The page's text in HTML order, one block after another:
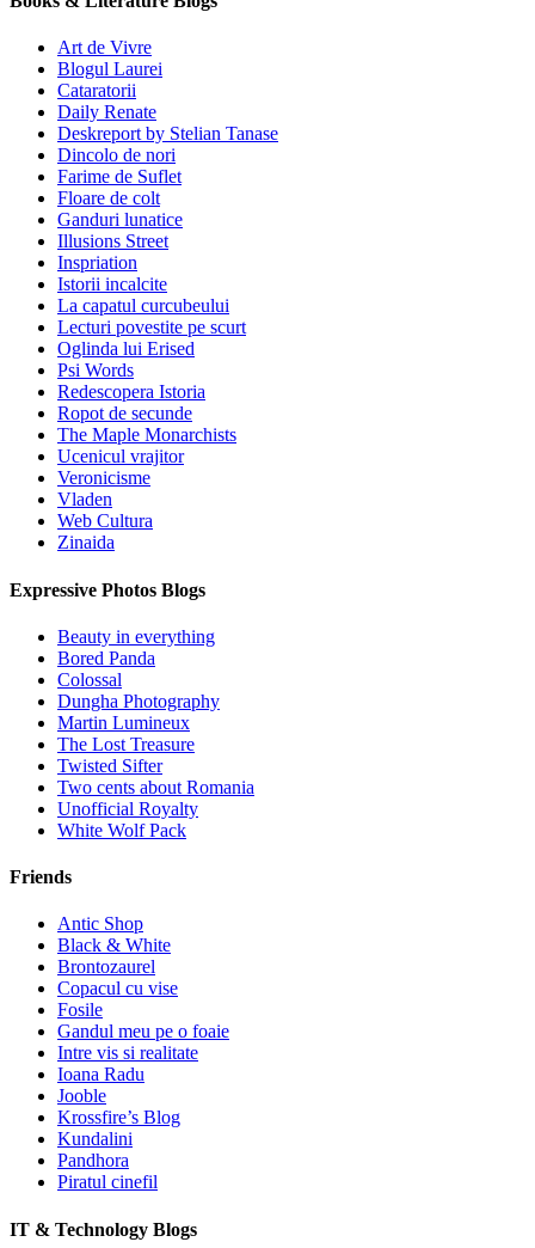
Art de Vivre
Blogul Laurei
Cataratorii
Daily Renate
Deskreport by Stelian Tanase
Dincolo de nori
Farime de Suflet
Floare de colt
Ganduri lunatice
Illusions Street
Inspriation
Istorii incalcite
La capatul curcubeului
Lecturi povestite pe scurt
Oglinda lui Erised
Psi Words
Redescopera Istoria
Ropot de secunde
The Maple Monarchists
Ucenicul vrajitor
Veronicisme
Vladen
Web Cultura
Zinaida
Expressive Photos Blogs
Beauty in everything
Bored Panda
Colossal
Dungha Photography
Martin Lumineux
The Lost Treasure
Twisted Sifter
Two cents about Romania
Unofficial Royalty
White Wolf Pack
Friends
Antic Shop
Black & White
Brontozaurel
Copacul cu vise
Fosile
Gandul meu pe o foaie
Intre vis si realitate
Ioana Radu
Jooble
Krossfire’s Blog
Kundalini
Pandhora
Piratul cinefil
IT & Technology Blogs